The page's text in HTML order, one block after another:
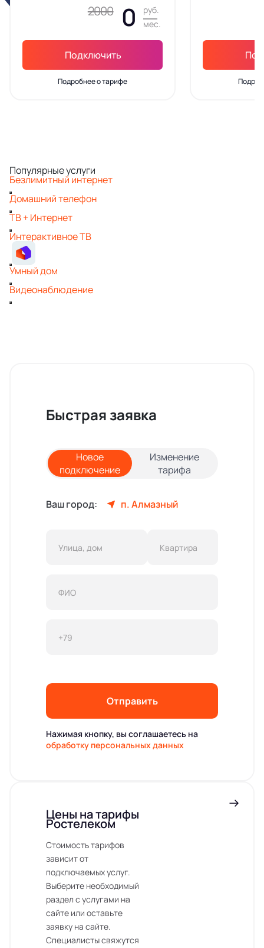
2000 0
руб.
мес.
Подключить
Подробнее о тарифе
Популярные услуги
Безлимитный интернет
Домашний телефон
ТВ + Интернет
Интерактивное ТВ
Умный дом
Видеонаблюдение
Быстрая заявка
Новое
подключение
Изменение
тарифа
Ваш город: п. Алмазный
Отправить
Нажимая кнопку, вы соглашаетесь на
обработку персональных данных
Цены на тарифы
Ростелеком
Стоимость тарифов
зависит от
подключаемых услуг.
Выберите необходимый
раздел с услугами на
сайте или оставьте
заявку на сайте.
Специалисты свяжутся